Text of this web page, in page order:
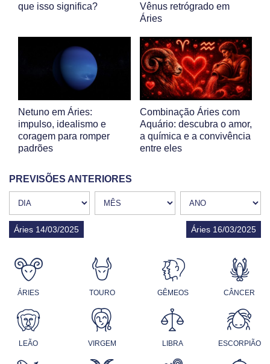
que isso significa?
Vênus retrógrado em
Áries
Netuno em Áries:
impulso, idealismo e
coragem para romper
padrões
Combinação Áries com
Aquário: descubra o amor,
a química e a convivência
entre eles
PREVISÕES ANTERIORES
Áries 14/03/2025 Áries 16/03/2025
ÁRIES TOURO GÊMEOS CÂNCER
LEÃO VIRGEM LIBRA ESCORPIÃO